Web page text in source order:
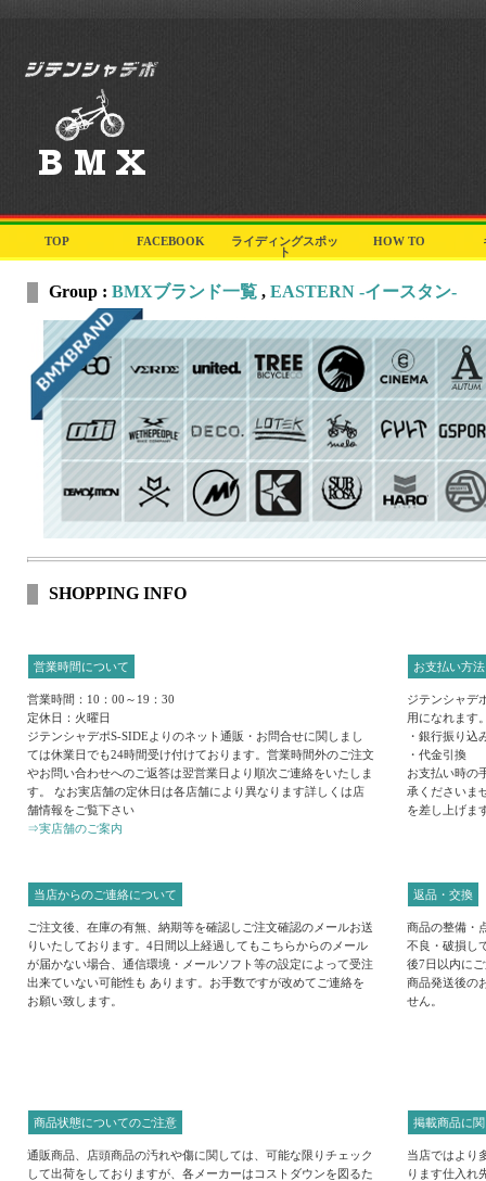
TOP FACEBOOK
ライディングスポッ
ト
HOW TO
Group : BMXブランド一覧 , EASTERN -イースタン-
SHOPPING INFO
営業時間について
営業時間：10：00～19：30
定休日：火曜日
ジテンシャデポS-SIDEよりのネット通販・お問合せに関しまし
ては休業日でも24時間受け付けております。営業時間外のご注文
やお問い合わせへのご返答は翌営業日より順次ご連絡をいたしま
す。 なお実店舗の定休日は各店舗により異なります詳しくは店
舗情報をご覧下さい
⇒実店舗のご案内
お支払い方法
ジテンシャデ
用になれます
・銀行振り込
・代金引換
お支払い時の
承くださいま
を差し上げま
当店からのご連絡について
ご注文後、在庫の有無、納期等を確認しご注文確認のメールお送
りいたしております。4日間以上経過してもこちらからのメール
が届かない場合、通信環境・メールソフト等の設定によって受注
出来ていない可能性も あります。お手数ですが改めてご連絡を
お願い致します。
返品・交換
商品の整備・
不良・破損し
後7日以内に
商品発送後の
せん。
商品状態についてのご注意
通販商品、店頭商品の汚れや傷に関しては、可能な限りチェック
して出荷をしておりますが、各メーカーはコストダウンを図るた
掲載商品に
当店ではより
ります仕入れ